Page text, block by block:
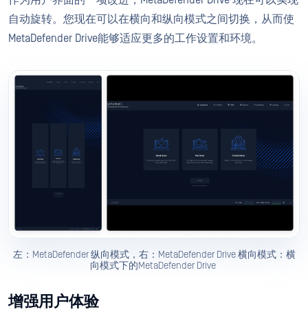
自动旋转。您现在可以在横向和纵向模式之间切换，从而使
MetaDefender Drive能够适应更多的工作设置和环境。
左：MetaDefender 纵向模式，右：MetaDefender Drive 横向模式：横
向模式下的MetaDefender Drive
增强用户体验